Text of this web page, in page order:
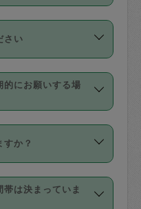
利用いただくに
必要です。な
、値引き等はござ
タスカジさん自
ています。
には最初は制限
レビューの平均
能な最高額が上
ています。
さい
カード（Visa／
EXPRESS／
ります。
い。プロフィー
だかなくても大
イドカード（Vプ
的にお願いする場
「定期（毎週｜
」の依頼は「ス
でご利用できま
けていない代わ
か？
途発生し、依頼
お支払いとなり
は決まっていま